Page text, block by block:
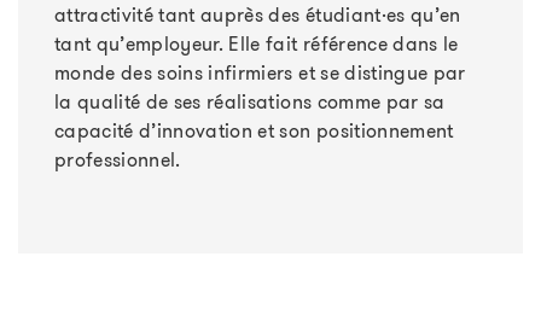
attractivité tant auprès des étudiant·es qu’en
tant qu’employeur. Elle fait référence dans le
monde des soins infirmiers et se distingue par
la qualité de ses réalisations comme par sa
capacité d’innovation et son positionnement
professionnel.